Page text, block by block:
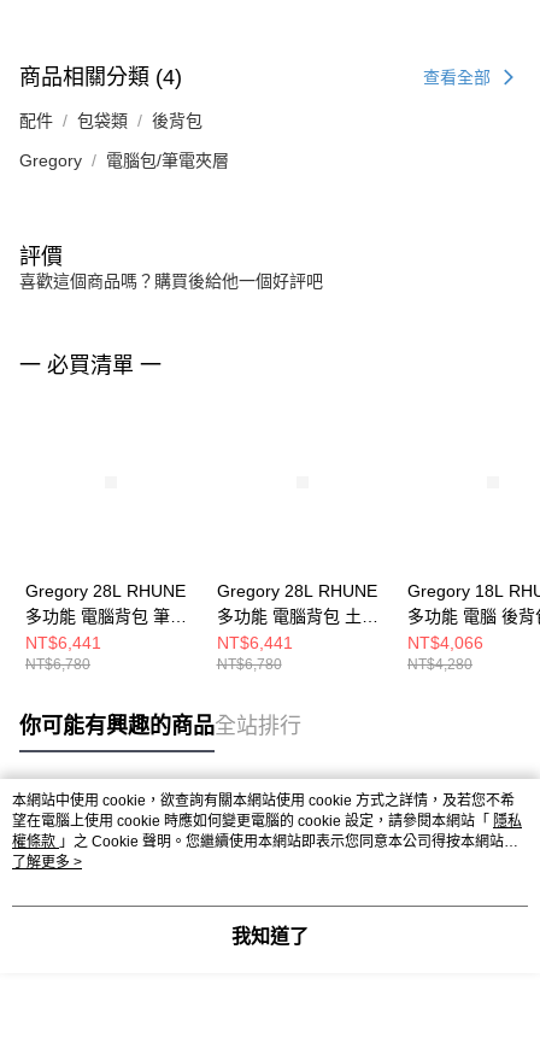
商品相關分類 (4) 查看全部
配件 包袋類 後背包
Gregory 電腦包/筆電夾層
評價
喜歡這個商品嗎？購買後給他一個好評吧
一 必買清單 一
Gregory 28L RHUNE
多功能 電腦背包 筆電
包 瑞士綠
NT$6,441
NT$6,780
Gregory 28L RHUNE
多功能 電腦背包 土狼
棕
NT$6,441
NT$6,780
Gregory 18L
多功能 電腦 後背
陽藍
NT$4,066
NT$4,280
你可能有興趣的商品全站排行
熱門標籤
本網站中使用 cookie，欲查詢有關本網站使用 cookie 方式之詳情，及若您不希
望在電腦上使用 cookie 時應如何變更電腦的 cookie 設定，請參閱本網站「 隱私
權條款 」之 Cookie 聲明。您繼續使用本網站即表示您同意本公司得按本網站使
用條款之 Cookie 聲明使用 cookie。
了解更多 >
我知道了